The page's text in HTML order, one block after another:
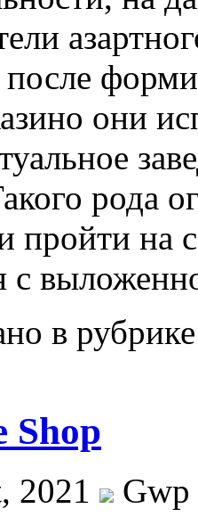
они
рода
пройти на
с
в
Shop
2021
Gwp